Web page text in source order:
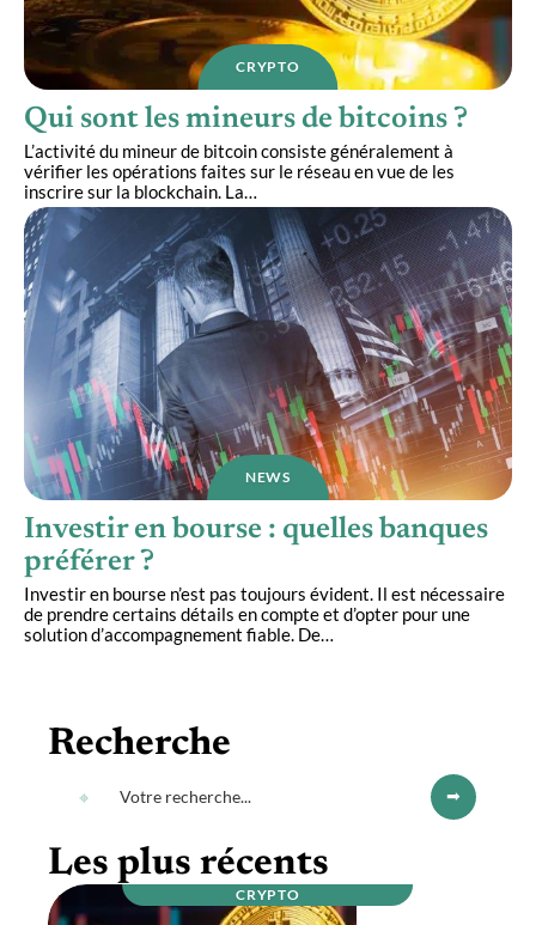
CRYPTO
Qui sont les mineurs de bitcoins ?
L’activité du mineur de bitcoin consiste généralement à
vérifier les opérations faites sur le réseau en vue de les
inscrire sur la blockchain. La…
NEWS
Investir en bourse : quelles banques
préférer ?
Investir en bourse n’est pas toujours évident. Il est nécessaire
de prendre certains détails en compte et d’opter pour une
solution d’accompagnement fiable. De…
Recherche
Les plus récents
CRYPTO